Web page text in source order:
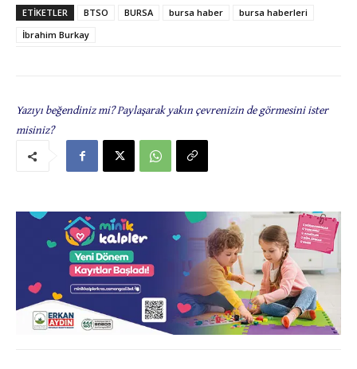
ETIKETLER BTSO BURSA bursa haber
bursa haberleri
İbrahim Burkay
Yazıyı beğendiniz mi? Paylaşarak yakın çevrenizin de görmesini ister
misiniz?